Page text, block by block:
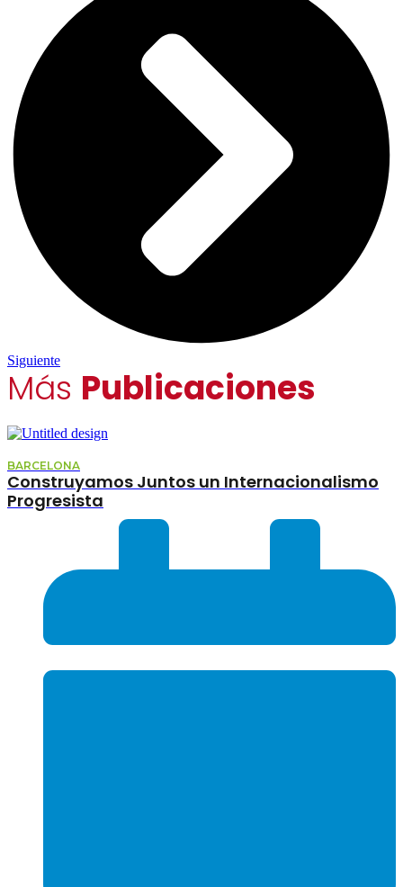
Siguiente
Más Publicaciones
BARCELONA
Construyamos Juntos un Internacionalismo
Progresista